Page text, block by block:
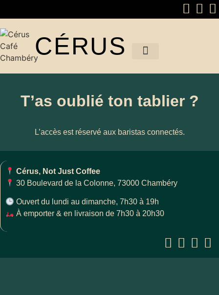
CÉRUS
T’as oublié ton tablier ?
L’accès est réservé aux baristas connectés.
Cérus, Not Just Coffee
30 Boulevard de la Colonne, 73000 Chambéry
Ouvert du lundi au dimanche, 7h30 à 19h
À emporter & en livraison de 7h30 à 20h30